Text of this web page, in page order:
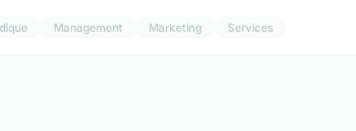
Management Marketing Services